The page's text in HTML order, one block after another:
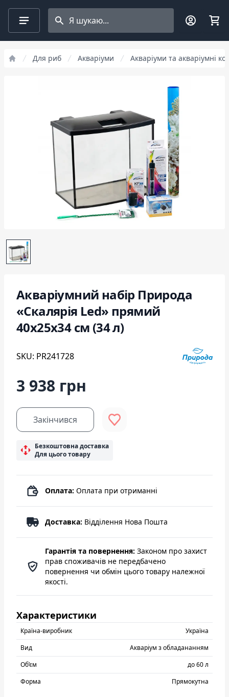
Search projects
Для риб Акваріуми Акваріуми та акваріумні
Акваріумний набір Природа
«Скалярія Led» прямий
40х25х34 см (34 л)
SKU: PR241728
3 938 грн
Закінчився
Безкоштовна доставка
Для цього товару
Оплата: Оплата при отриманні
Доставка: Відділення Нова Пошта
Гарантія та повернення: Законом про захист
прав споживачів не передбачено
повернення чи обмін цього товару належної
якості.
Характеристики
Країна-виробник
Україна
Вид
Акваріум з обладананням
Об’єм
до 60 л
Форма
Прямокутна